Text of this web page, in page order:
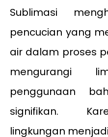
Sublimasi
pencucian yang
air dalam proses
mengurangi
penggunaan
signifikan.
lingkungan